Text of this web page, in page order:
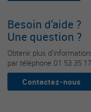
Besoin d’aide ?
Une question ?
Obtenir plus
par téléphone 01 53 35
Contactez-nous